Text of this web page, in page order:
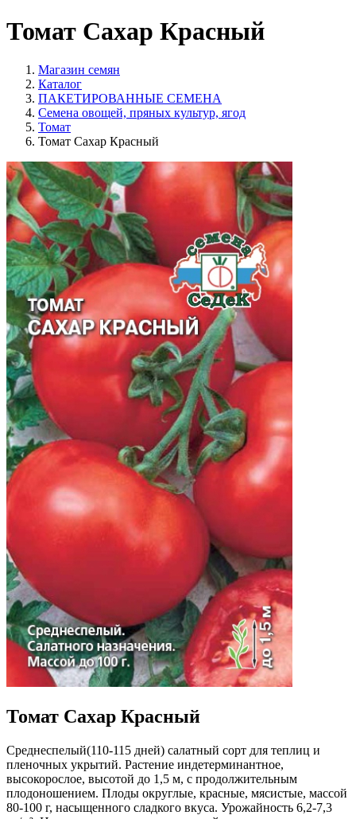
Томат Сахар Красный
Магазин семян
Каталог
ПАКЕТИРОВАННЫЕ СЕМЕНА
Семена овощей, пряных культур, ягод
Томат
Томат Сахар Красный
Томат Сахар Красный
Среднеспелый(110-115 дней) салатный сорт для теплиц и
пленочных укрытий. Растение индетерминантное,
высокорослое, высотой до 1,5 м, с продолжительным
плодоношением. Плоды округлые, красные, мясистые, массой
80-100 г, насыщенного сладкого вкуса. Урожайность 6,2-7,3